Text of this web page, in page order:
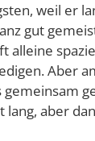
weil er
gut
alleine
Aber
lang, aber